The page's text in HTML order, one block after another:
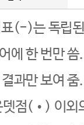
(-)는 독립된
에 한 번만
과만 보여
뎃점(•) 이외